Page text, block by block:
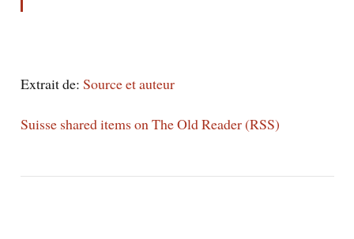
Extrait de: Source et auteur
Suisse shared items on The Old Reader (RSS)